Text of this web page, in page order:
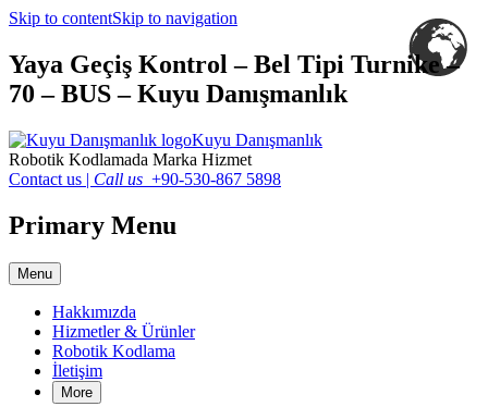
Skip to contentSkip to navigation
Yaya Geçiş Kontrol – Bel Tipi Turnike –
70 – BUS – Kuyu Danışmanlık
Kuyu Danışmanlık
Robotik Kodlamada Marka Hizmet
Contact us | Call us +90-530-867 5898
Primary Menu
Menu
Hakkımızda
Hizmetler & Ürünler
Robotik Kodlama
İletişim
More